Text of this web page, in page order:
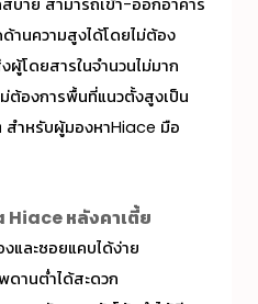
นความสูงได้โดยไม่ต้อง
ผู้โดยสารในจำนวนไม่มาก
ต้องการพื้นที่แนวตั้งสูงเป็น
สำหรับผู้มองหาHiace มือ
Hiace หลังคาเตี้ย
และซอยแคบได้ง่าย
ดานต่ำได้สะดวก